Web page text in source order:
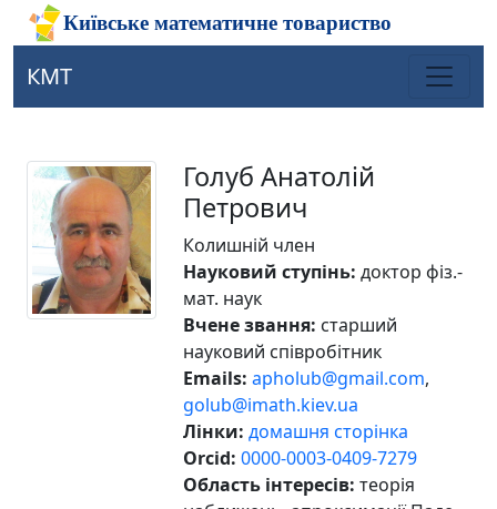
КМТ
Голуб Анатолій
Петрович
Колишній член
Науковий ступінь: доктор фіз.-
мат. наук
Вчене звання: старший
науковий співробітник
Emails: apholub@gmail.com,
golub@imath.kiev.ua
Лінки: домашня сторінка
Orcid: 0000-0003-0409-7279
Область інтересів: теорія